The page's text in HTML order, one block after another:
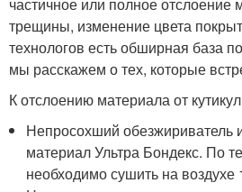
трещины, изменение цвета
технологов есть обширная база
мы расскажем о тех, которые
К отслоению материала от
Непросохший обезжириватель
материал Ультра Бондекс. По
необходимо сушить на воздухе